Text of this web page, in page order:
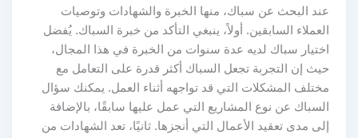
عند البحث عن سباك، منها الخبرة والشهادات وتوصيات
العملاء السابقين. أولاً، ينبغي التأكد من خبرة السباك. يُفضل
اختيار سباك لديه عدة سنوات من الخبرة في هذا المجال،
حيث إن التجربة تجعل السباك أكثر قدرة على التعامل مع
مختلف المشكلات التي قد تواجهه أثناء العمل. يمكنك سؤال
السباك عن نوع المشاريع التي عمل عليها سابقًا، بالإضافة
إلى مدى تعقيد الأعمال التي أنجزها. ثانيًا، تعد الشهادات من